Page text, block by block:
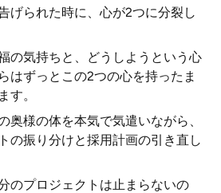
げられた時に、心が2つに分裂し
の気持ちと、どうしようという心
はずっとこの2つの心を持ったま
す。
奥様の体を本気で気遣いながら、
の振り分けと採用計画の引き直し
のプロジェクトは止まらないの